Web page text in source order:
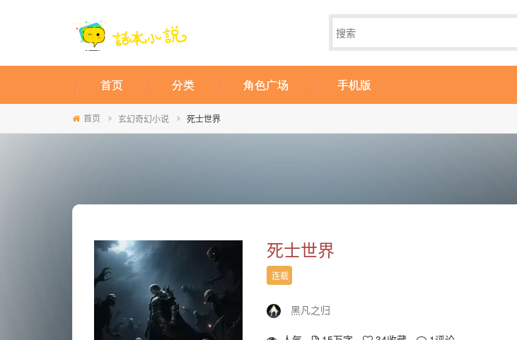
首页 分类 角色广场 手机版
首页 玄幻奇幻小说 死士世界
死士世界
连载
黑凡之归